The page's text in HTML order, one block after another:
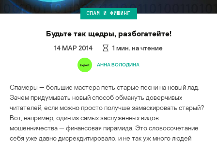
СПАМ И ФИШИНГ
Будьте так щедры, разбогатейте!
14 МАР 2014 1 мин. на чтение
АННА ВОЛОДИНА
Спамеры — большие мастера петь старые песни на новый лад.
Зачем придумывать новый способ обмануть доверчивых
читателей, если можно просто получше замаскировать старый?
Вот, например, один из самых заслуженных видов
мошенничества — финансовая пирамида. Это словосочетание
себя уже давно дисрекдитировало, и не так уж много людей